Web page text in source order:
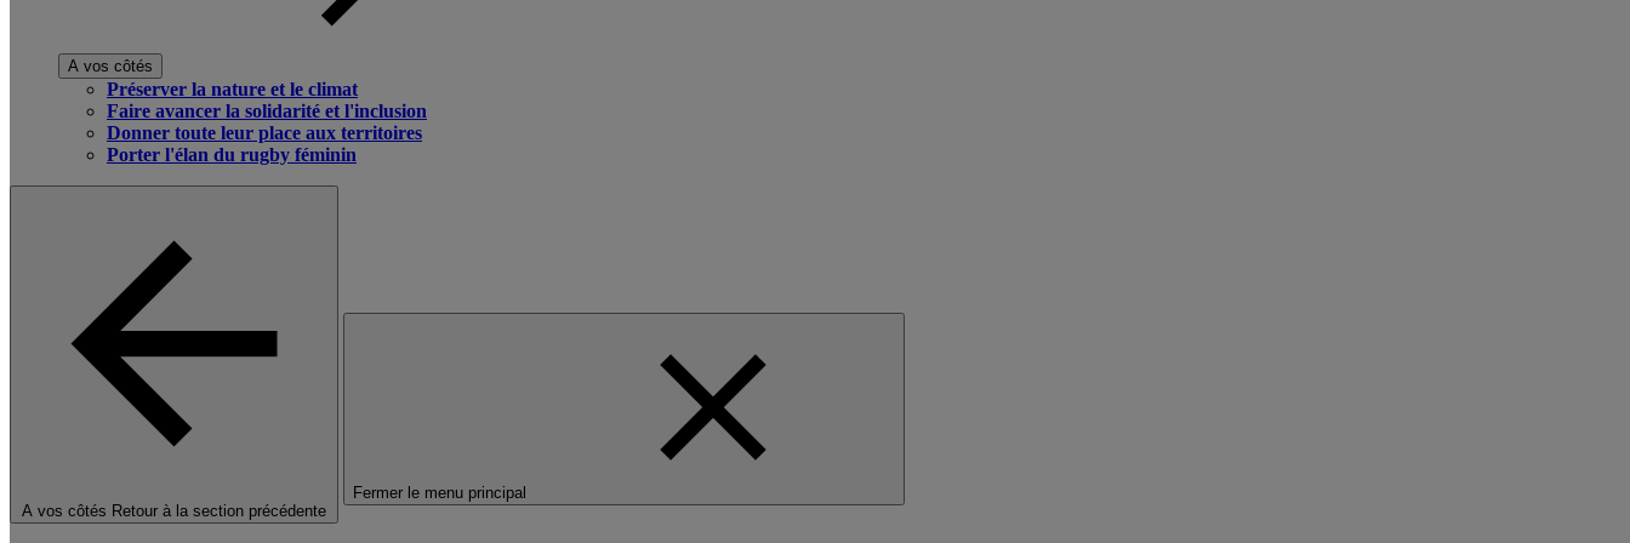
A vos côtés
Préserver la nature et le climat
Faire avancer la solidarité et l'inclusion
Donner toute leur place aux territoires
Porter l'élan du rugby féminin
A vos côtés Retour à la section précédente
Fermer le menu principal